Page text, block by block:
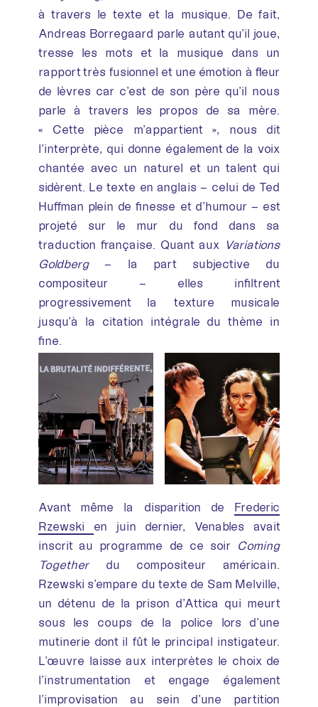
à travers le texte et la musique. De fait,
Andreas Borregaard parle autant qu’il joue,
tresse les mots et la musique dans un
rapport très fusionnel et une émotion à fleur
de lèvres car c’est de son père qu’il nous
parle à travers les propos de sa mère.
« Cette pièce m’appartient », nous dit
l’interprète, qui donne également de la voix
chantée avec un naturel et un talent qui
sidèrent. Le texte en anglais – celui de Ted
Huffman plein de finesse et d’humour – est
projeté sur le mur du fond dans sa
traduction française. Quant aux Variations
Goldberg– la part subjective du
compositeur – elles infiltrent
progressivement la texture musicale
jusqu’à la citation intégrale du thème in
fine.
Avant même la disparition de Frederic
Rzewski en juin dernier, Venables avait
inscrit au programme de ce soir Coming
Togetherdu compositeur américain.
Rzewski s’empare du texte de Sam Melville,
un détenu de la prison d’Attica qui meurt
sous les coups de la police lors d’une
mutinerie dont il fût le principal instigateur.
L’œuvre laisse aux interprètes le choix de
l’instrumentation et engage également
l’improvisation au sein d’une partition